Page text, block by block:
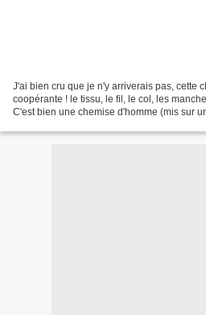
J'ai bien cru que je n'y arriverais pas, cette
coopérante ! le tissu, le fil, le col, les
C'est bien une chemise d'homme (mis sur